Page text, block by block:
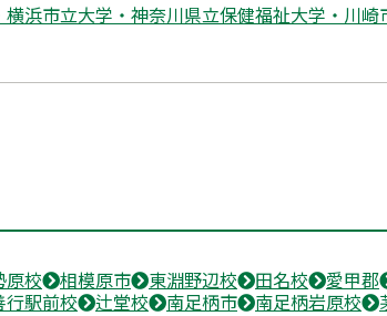
横浜市立大学・神奈川県立保健福祉大学・
原校 相模原市 東淵野辺校 田名校 愛甲郡
行駅前校 辻堂校 南足柄市 南足柄岩原校